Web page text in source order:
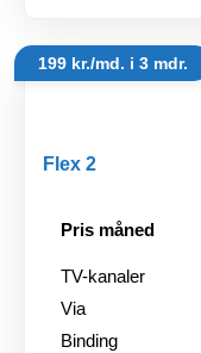
199 kr./md. i 3 mdr.
Flex 2
Pris måned
TV-kanaler
Via
Binding